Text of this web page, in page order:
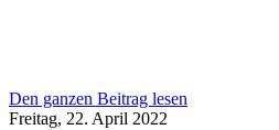
Den ganzen Beitrag lesen
Freitag, 22. April 2022